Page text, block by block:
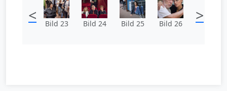
< Bild 23 Bild 24 Bild 25 Bild 26 >